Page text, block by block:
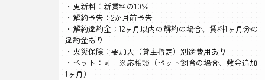
・更新料：新賃料の10％
・解約予告：2か月前予告
・解約違約金：12ヶ月以内の解約の場合、賃料1ヶ月分の
違約金あり
・火災保険：要加入（貸主指定）別途費用あり
・ペット：可 ※応相談（ペット飼育の場合、敷金追加
1ヶ月）